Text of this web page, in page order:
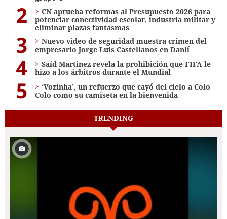
2
CN aprueba reformas al Presupuesto 2026 para
potenciar conectividad escolar, industria militar y
eliminar plazas fantasmas
3
Nuevo video de seguridad muestra crimen del
empresario Jorge Luis Castellanos en Danlí
4
Saíd Martínez revela la prohibición que FIFA le
hizo a los árbitros durante el Mundial
5
‘Vozinha’, un refuerzo que cayó del cielo a Colo
Colo como su camiseta en la bienvenida
TRENDING